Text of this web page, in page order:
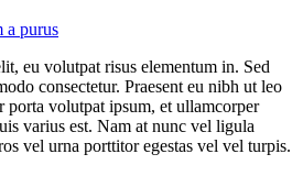
eu volutpat risus elementum in. Sed
consectetur. Praesent eu nibh ut leo
porta volutpat ipsum, et ullamcorper
varius est. Nam at nunc vel ligula
vel urna porttitor egestas vel vel turpis.